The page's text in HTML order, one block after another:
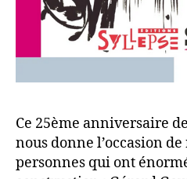
Ce 25ème anniversaire
nous donne l’occasion
personnes qui ont